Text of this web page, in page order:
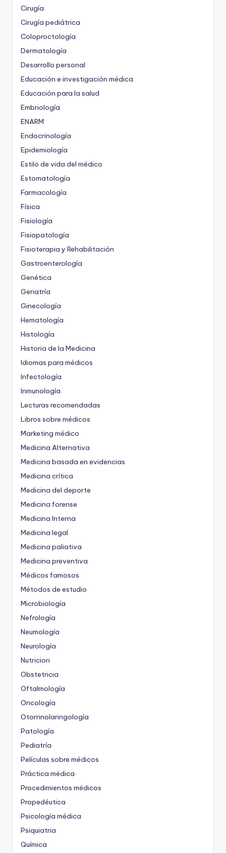
Cirugía
Cirugía pediátrica
Coloproctología
Dermatología
Desarrollo personal
Educación e investigación médica
Educación para la salud
Embriología
ENARM
Endocrinología
Epidemiología
Estilo de vida del médico
Estomatología
Farmacología
Física
Fisiología
Fisiopatología
Fisioterapia y Rehabilitación
Gastroenterología
Genética
Geriatría
Ginecología
Hematología
Histología
Historia de la Medicina
Idiomas para médicos
Infectología
Inmunología
Lecturas recomendadas
Libros sobre médicos
Marketing médico
Medicina Alternativa
Medicina basada en evidencias
Medicina crítica
Medicina del deporte
Medicina forense
Medicina Interna
Medicina legal
Medicina paliativa
Medicina preventiva
Médicos famosos
Métodos de estudio
Microbiología
Nefrología
Neumología
Neurología
Nutricion
Obstetricia
Oftalmología
Oncología
Otorrinolaringología
Patología
Pediatría
Películas sobre médicos
Práctica médica
Procedimientos médicos
Propedéutica
Psicología médica
Psiquiatria
Química